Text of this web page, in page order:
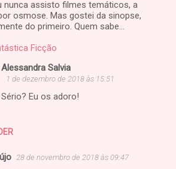
nunca assisto filmes temáticos, a
osmose. Mas gostei da sinopse,
do primeiro. Quem sabe...
Ficção
Alessandra Salvia
1 de dezembro de 2018 às 15:51
Sério? Eu os adoro!
28 de novembro de 2018 às 09:47